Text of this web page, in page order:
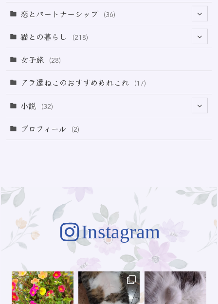
(49) (21)
(2)
恋とパートナーシップ (36)
(33)
(3)
猫との暮らし (218)
(21)
(73)
女子旅 (28)
アラ還ねこのおすすめあれこれ (17)
小説 (32)
プロフィール (2)
Instagram